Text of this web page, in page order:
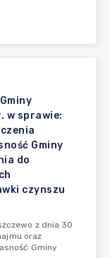
w sprawie:
Gminy
do
czynszu
z dnia 30
oraz
Gminy